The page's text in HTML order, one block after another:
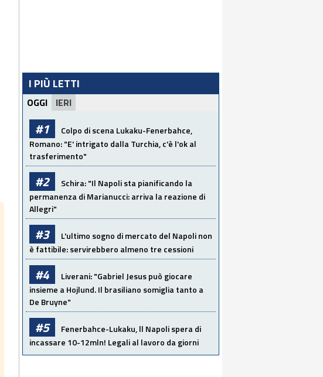
I PIÙ LETTI
OGGI IERI
#1
Colpo di scena Lukaku-Fenerbahce,
Romano: "E' intrigato dalla Turchia, c'è l'ok al
trasferimento"
#2
Schira: "Il Napoli sta pianificando la
permanenza di Marianucci: arriva la reazione di
Allegri"
#3
L'ultimo sogno di mercato del Napoli non
è fattibile: servirebbero almeno tre cessioni
#4
Liverani: "Gabriel Jesus può giocare
insieme a Hojlund. Il brasiliano somiglia tanto a
De Bruyne"
#5
Fenerbahce-Lukaku, ll Napoli spera di
incassare 10-12mln! Legali al lavoro da giorni